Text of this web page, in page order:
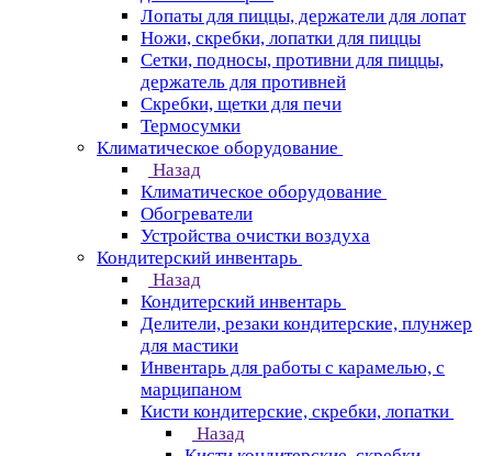
Лопаты для пиццы, держатели для лопат
Ножи, скребки, лопатки для пиццы
Сетки, подносы, противни для пиццы,
держатель для противней
Скребки, щетки для печи
Термосумки
Климатическое оборудование
Назад
Климатическое оборудование
Обогреватели
Устройства очистки воздуха
Кондитерский инвентарь
Назад
Кондитерский инвентарь
Делители, резаки кондитерские, плунжер
для мастики
Инвентарь для работы с карамелью, с
марципаном
Кисти кондитерские, скребки, лопатки
Назад